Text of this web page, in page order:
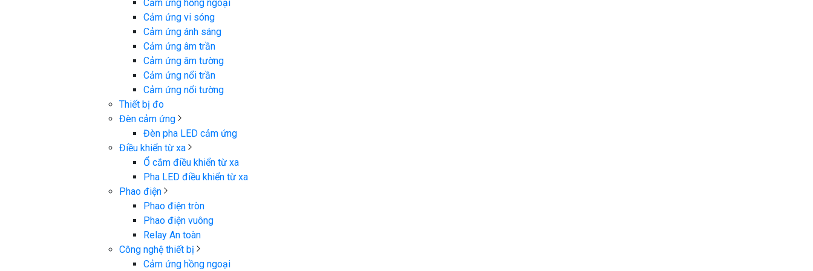
Cảm ứng hồng ngoại
Cảm ứng vi sóng
Cảm ứng ánh sáng
Cảm ứng âm trần
Cảm ứng âm tường
Cảm ứng nổi trần
Cảm ứng nổi tường
Thiết bị đo
Đèn cảm ứng
Đèn pha LED cảm ứng
Điều khiển từ xa
Ổ cắm điều khiển từ xa
Pha LED điều khiển từ xa
Phao điện
Phao điện tròn
Phao điện vuông
Relay An toàn
Công nghệ thiết bị
Cảm ứng hồng ngoại